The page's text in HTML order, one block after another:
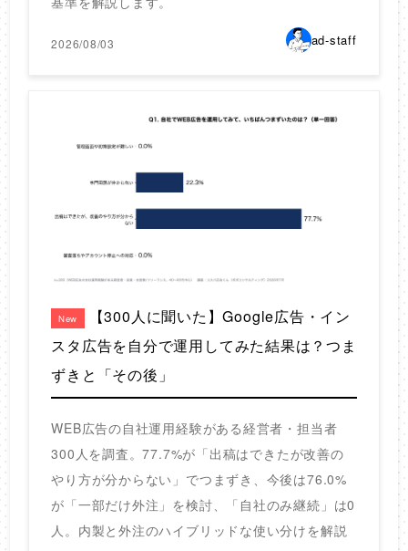
2026/08/03 ad-staff
New
【300人に聞いた】Google広告・イン
スタ広告を自分で運用してみた結果は？つま
ずきと「その後」
WEB広告の自社運用経験がある経営者・担当者
300人を調査。77.7%が「出稿はできたが改善の
やり方が分からない」でつまずき、今後は76.0%
が「一部だけ外注」を検討、「自社のみ継続」は0
人。内製と外注のハイブリッドな使い分けを解説